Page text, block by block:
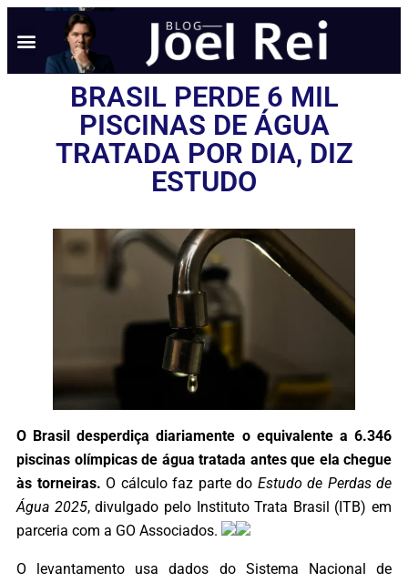
BRASIL PERDE 6 MIL
PISCINAS DE ÁGUA
TRATADA POR DIA, DIZ
ESTUDO
O Brasil desperdiça diariamente o equivalente a 6.346
piscinas olímpicas de água tratada antes que ela chegue
às torneiras. O cálculo faz parte do Estudo de Perdas de
Água 2025, divulgado pelo Instituto Trata Brasil (ITB) em
parceria com a GO Associados.
O levantamento usa dados do Sistema Nacional de